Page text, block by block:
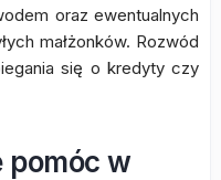
oraz ewentualnych
małżonków. Rozwód
się o kredyty czy
pomóc w